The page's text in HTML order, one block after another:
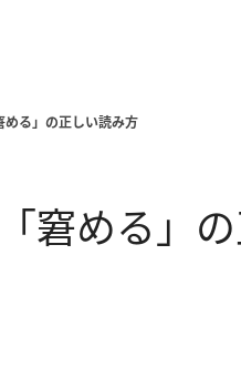
める」の正しい読み方
窘める」